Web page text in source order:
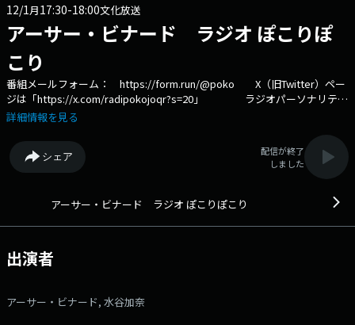
12/1月17:30-18:00文化放送
アーサー・ビナード ラジオ ぽこりぽ
こり
番組メールフォーム： https://form.run/@poko X（旧Twitter）ペー
ジは「https://x.com/radipokojoqr?s=20」 ラジオパーソナリテ
ィ、ラジオアンカーマンとして民間放送連盟賞やギャラクシー賞をはじ
ジオ番組です。 アーサーの敏感なアンテナがキャッチした世の中の「森
羅万象」さまざまな「こと」、「もの」、「ひと」を独特の視点でフォー
カスします。毎回毎回の放送で新しい発見をリスナーにお届けしま
放送公式X（旧Twitter）ハッシュタグは「#文化放送」 文化放送公式
詳細情報を見る
シェア
配信が終了
しました
アーサー・ビナード ラジオ ぽこりぽこり
出演者
アーサー・ビナード, 水谷加奈